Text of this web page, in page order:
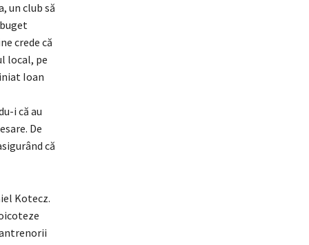
un club să
crede că
local, pe
Ioan
i că au
De
că
Kotecz.